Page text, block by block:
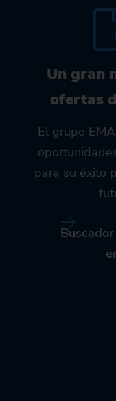
Un gran
ofertas
El grupo
para su éxito